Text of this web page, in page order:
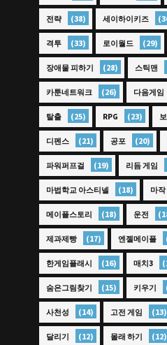
전략 (38) 세이하이키즈
격투 (33) 로이월드 (29)
장애물 피하기 (28) 스틱맨
카툰네트워크 (26) 다음게임
탈출 (25) RPG (23)
디펜스 (21) 공포 (20)
파워퍼프걸 (19) 리듬 게임
마법학교 아스티넬 (18) 마작
메이플스토리 (18) 운전
제과제빵 (17) 엔젤메이플
한게임플래시 (16) 매치3
숨은그림찾기 (15) 키우기
사천성 (14) 고전 게임 (13)
달리기 (12) 몰래 하기 (12)